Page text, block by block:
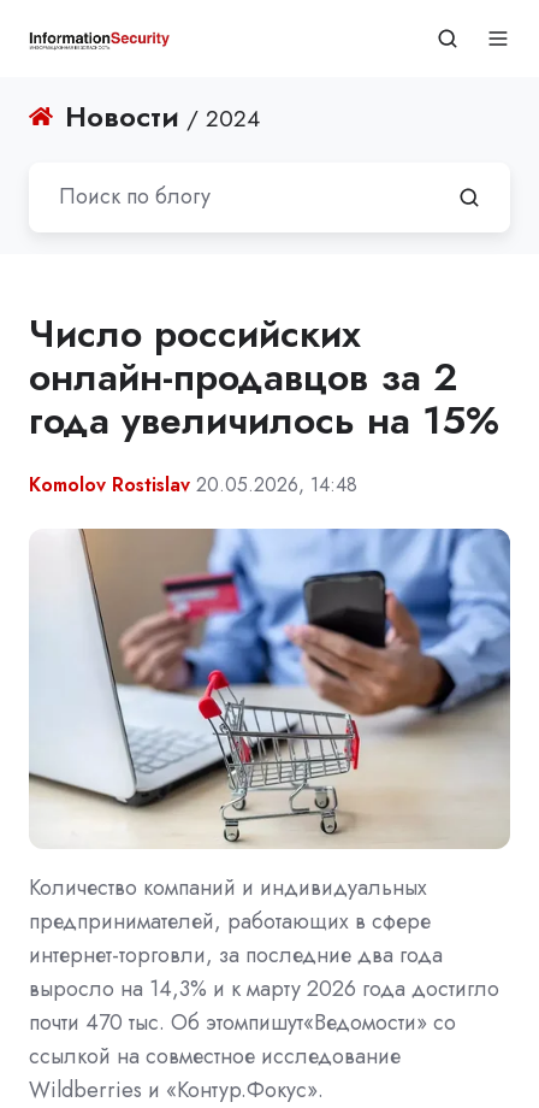
Новости / 2024
Число российских
онлайн-продавцов за 2
года увеличилось на 15%
Komolov Rostislav 20.05.2026, 14:48
Количество компаний и индивидуальных
предпринимателей, работающих в сфере
интернет-торговли, за последние два года
выросло на 14,3% и к марту 2026 года достигло
почти 470 тыс. Об этомпишут«Ведомости» со
ссылкой на совместное исследование
Wildberries и «Контур.Фокус».